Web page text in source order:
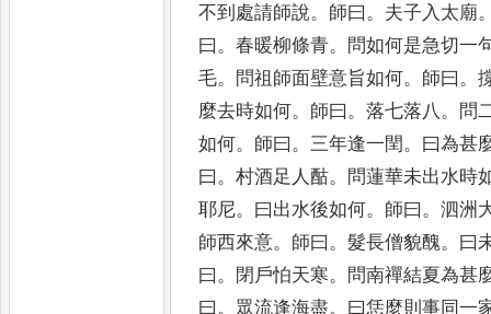
不到處請師說。 師曰 。 夫子入太廟
曰 。春暖柳條青。 問如何是急切一
毛。 問祖師面壁意旨如何。 師曰 。
麼去時如何。 師曰 。落七落八 。
問
如何。 師曰 。 三年逢一閏 。 曰為甚
曰 。村酒足人酤。
問蓮華未出水時
耶尼。 曰出水後如何。 師曰 。泗洲
師西來意。 師曰 。髮長僧貌醜。 曰
曰 。 閉戶怕天寒。 問南禪結夏為甚
曰 。 眾流逢海盡。 曰恁麼則事同一